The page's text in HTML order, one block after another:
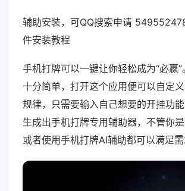
辅助安装，可QQ搜索申请
件安装教程
手机打牌可以一键让你轻松成为“必赢
十分简单，打开这个应用便可以自定
规律，只需要输入自己想要的开挂功
生成出手机打牌专用辅助器，不管你
或者使用手机打牌AI辅助都可以满足需